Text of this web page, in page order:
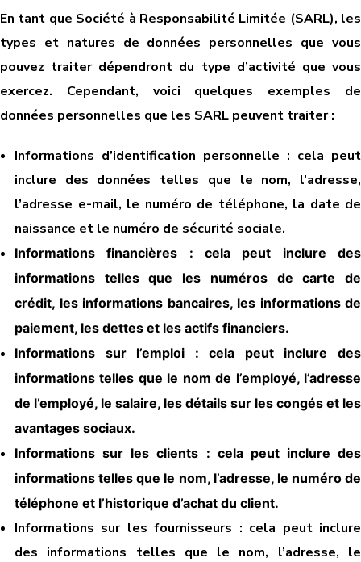
En tant que Société à Responsabilité Limitée (SARL), les
types et natures de données personnelles que vous
pouvez traiter dépendront du type d’activité que vous
exercez. Cependant, voici quelques exemples de
données personnelles que les SARL peuvent traiter :
Informations d’identification personnelle : cela peut
inclure des données telles que le nom, l’adresse,
l’adresse e-mail, le numéro de téléphone, la date de
naissance et le numéro de sécurité sociale.
Informations financières : cela peut inclure des
informations telles que les numéros de carte de
crédit, les informations bancaires, les informations de
paiement, les dettes et les actifs financiers.
Informations sur l’emploi : cela peut inclure des
informations telles que le nom de l’employé, l’adresse
de l’employé, le salaire, les détails sur les congés et les
avantages sociaux.
Informations sur les clients : cela peut inclure des
informations telles que le nom, l’adresse, le numéro de
téléphone et l’historique d’achat du client.
Informations sur les fournisseurs : cela peut inclure
des informations telles que le nom, l’adresse, le